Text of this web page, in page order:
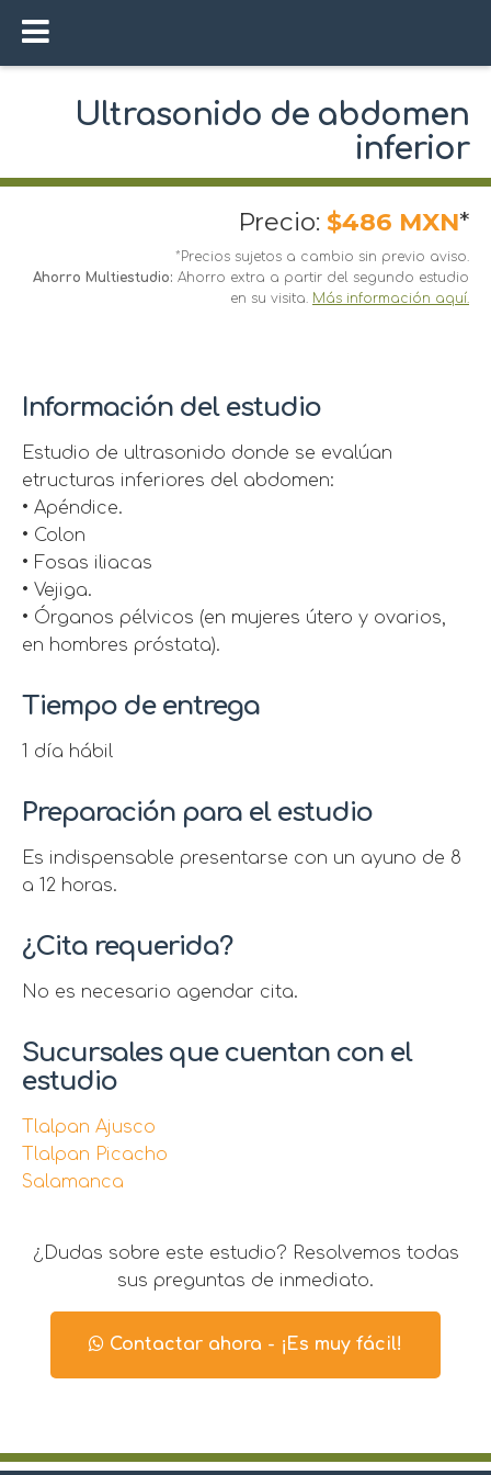
Ultrasonido de abdomen
inferior
Precio: $486 MXN*
*Precios sujetos a cambio sin previo aviso.
Ahorro Multiestudio: Ahorro extra a partir del segundo estudio
en su visita. Más información aquí.
Información del estudio
Estudio de ultrasonido donde se evalúan
etructuras inferiores del abdomen:
• Apéndice.
• Colon
• Fosas iliacas
• Vejiga.
• Órganos pélvicos (en mujeres útero y ovarios,
en hombres próstata).
Tiempo de entrega
1 día hábil
Preparación para el estudio
Es indispensable presentarse con un ayuno de 8
a 12 horas.
¿Cita requerida?
No es necesario agendar cita.
Sucursales que cuentan con el
estudio
Tlalpan Ajusco
Tlalpan Picacho
Salamanca
¿Dudas sobre este estudio? Resolvemos todas
sus preguntas de inmediato.
Contactar ahora - ¡Es muy fácil!